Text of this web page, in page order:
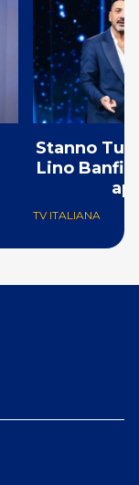
Stanno
Lino Banfi
TV ITALIANA